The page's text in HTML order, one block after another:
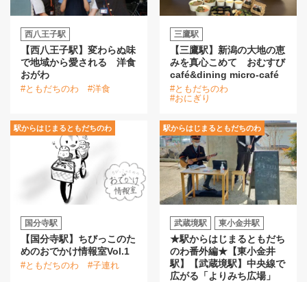
西八王子駅
【西八王子駅】変わらぬ味
で地域から愛される 洋食
おがわ
#ともだちのわ #洋食
三鷹駅
【三鷹駅】新潟の大地の恵
みを真心こめて おむすび
café&dining micro-café
#ともだちのわ
#おにぎり
駅からはじまるともだちのわ
国分寺駅
【国分寺駅】ちびっこのた
めのおでかけ情報室Vol.1
#ともだちのわ #子連れ
駅からはじまるともだちのわ
武蔵境駅 東小金井駅
★駅からはじまるともだち
のわ番外編★【東小金井
駅】【武蔵境駅】中央線で
広がる「よりみち広場」